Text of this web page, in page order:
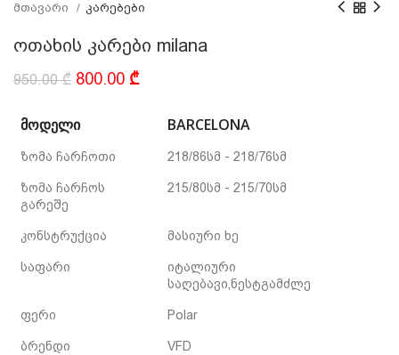
მთავარი კარებები
ოთახის კარები milana
950.00₾ Original
950.00 ₾.
800.00 ₾Current
800.00 ₾.
ᲛᲝᲓᲔᲚᲘ BARCELONA
ზომა ჩარჩოთი 218/86სმ - 218/76სმ
ზომა ჩარჩოს
გარეშე
215/80სმ - 215/70სმ
კონსტრუქცია მასიური ხე
საფარი
იტალიური
საღებავი,ნესტგამძლე
ფერი Polar
ბრენდი VFD